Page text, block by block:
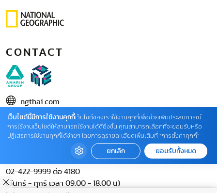
CONTACT
ngthai.com
บริษัท เอเอ็มอี อิมเมจิเนทีฟ จำกัด
ในเครือ บริษัท อมรินทร์ คอร์เปอเรชั่นส์ จำกัด (มหาชน)
ติดต่อแจ้งปัญหาหรือร้องเรียน
02-422-9999 ต่อ 4180
(จันทร์ - ศุกร์ เวลา 09.00 - 18.00 น)
เว็บไซต์นี้มีการใช้งานคุกกี้เว็บไซต์ของเราใช้งานคุกกี้เพื่อช่วยเพิ่มประสบการณ์
การใช้งานเว็บไซต์ให้สามารถใช้งานได้ดียิ่งขึ้น คุณสามารถเลือกที่จะยอมรับหรือ
ปฏิเสธการใช้งานคุกกี้ได้ง่ายๆ โดยการดูรายละเอียดเพิ่มเติมที่ “การตั้งค่าคุกกี้”
ยกเลิก ยอมรับทั้งหมด